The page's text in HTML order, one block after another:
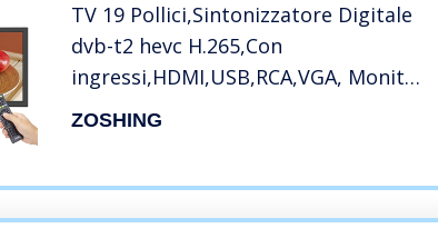
TV 19 Pollici,Sintonizzatore Digitale
dvb-t2 hevc H.265,Con
ingressi,HDMI,USB,RCA,VGA, Monitor
TV a 12 volt per cucina, camper,
ZOSHING